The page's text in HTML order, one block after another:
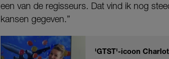
een van de regisseurs. Dat vind ik nog
kansen gegeven.”
'GTST'-icoon